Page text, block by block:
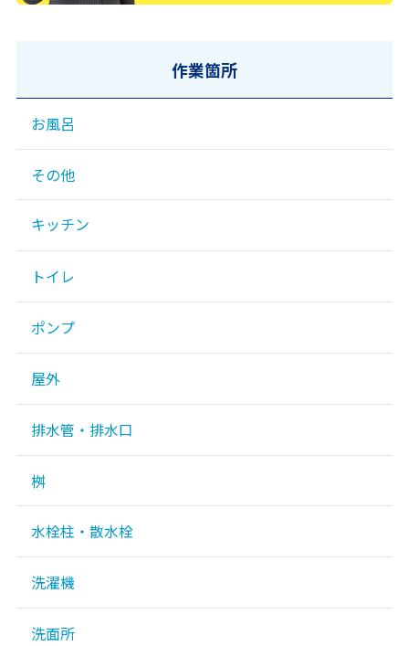
作業箇所
お風呂
その他
キッチン
トイレ
ポンプ
屋外
排水管・排水口
桝
水栓柱・散水栓
洗濯機
洗面所